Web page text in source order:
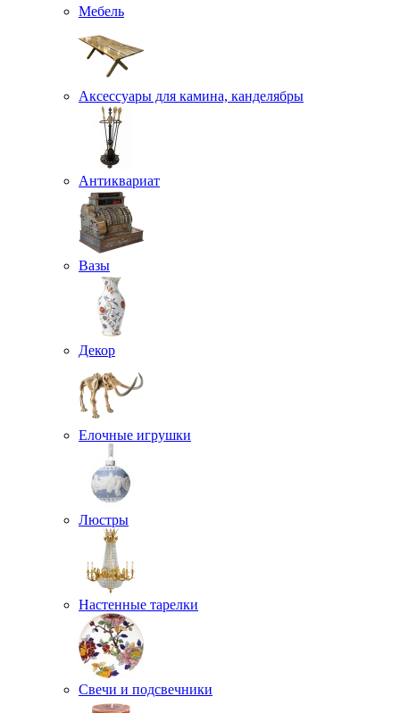
Мебель
Аксессуары для камина, канделябры
Антиквариат
Вазы
Декор
Елочные игрушки
Люстры
Настенные тарелки
Свечи и подсвечники